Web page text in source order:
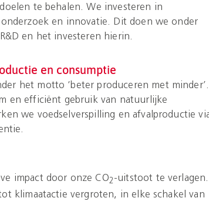
te behalen. We investeren in
en innovatie. Dit doen we onder
en het investeren hierin.
en consumptie
het motto ‘beter produceren met minder’.
en efficiënt gebruik van natuurlijke
we voedselverspilling en afvalproductie
impact door onze CO2-uitstoot te verlagen.
klimaatactie vergroten, in elke schakel van